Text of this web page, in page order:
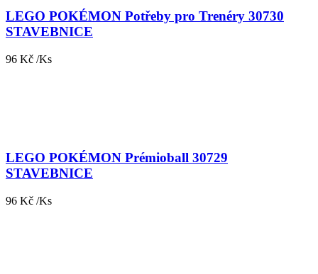
LEGO POKÉMON Potřeby pro Trenéry 30730
STAVEBNICE
96 Kč /Ks
LEGO POKÉMON Prémioball 30729
STAVEBNICE
96 Kč /Ks